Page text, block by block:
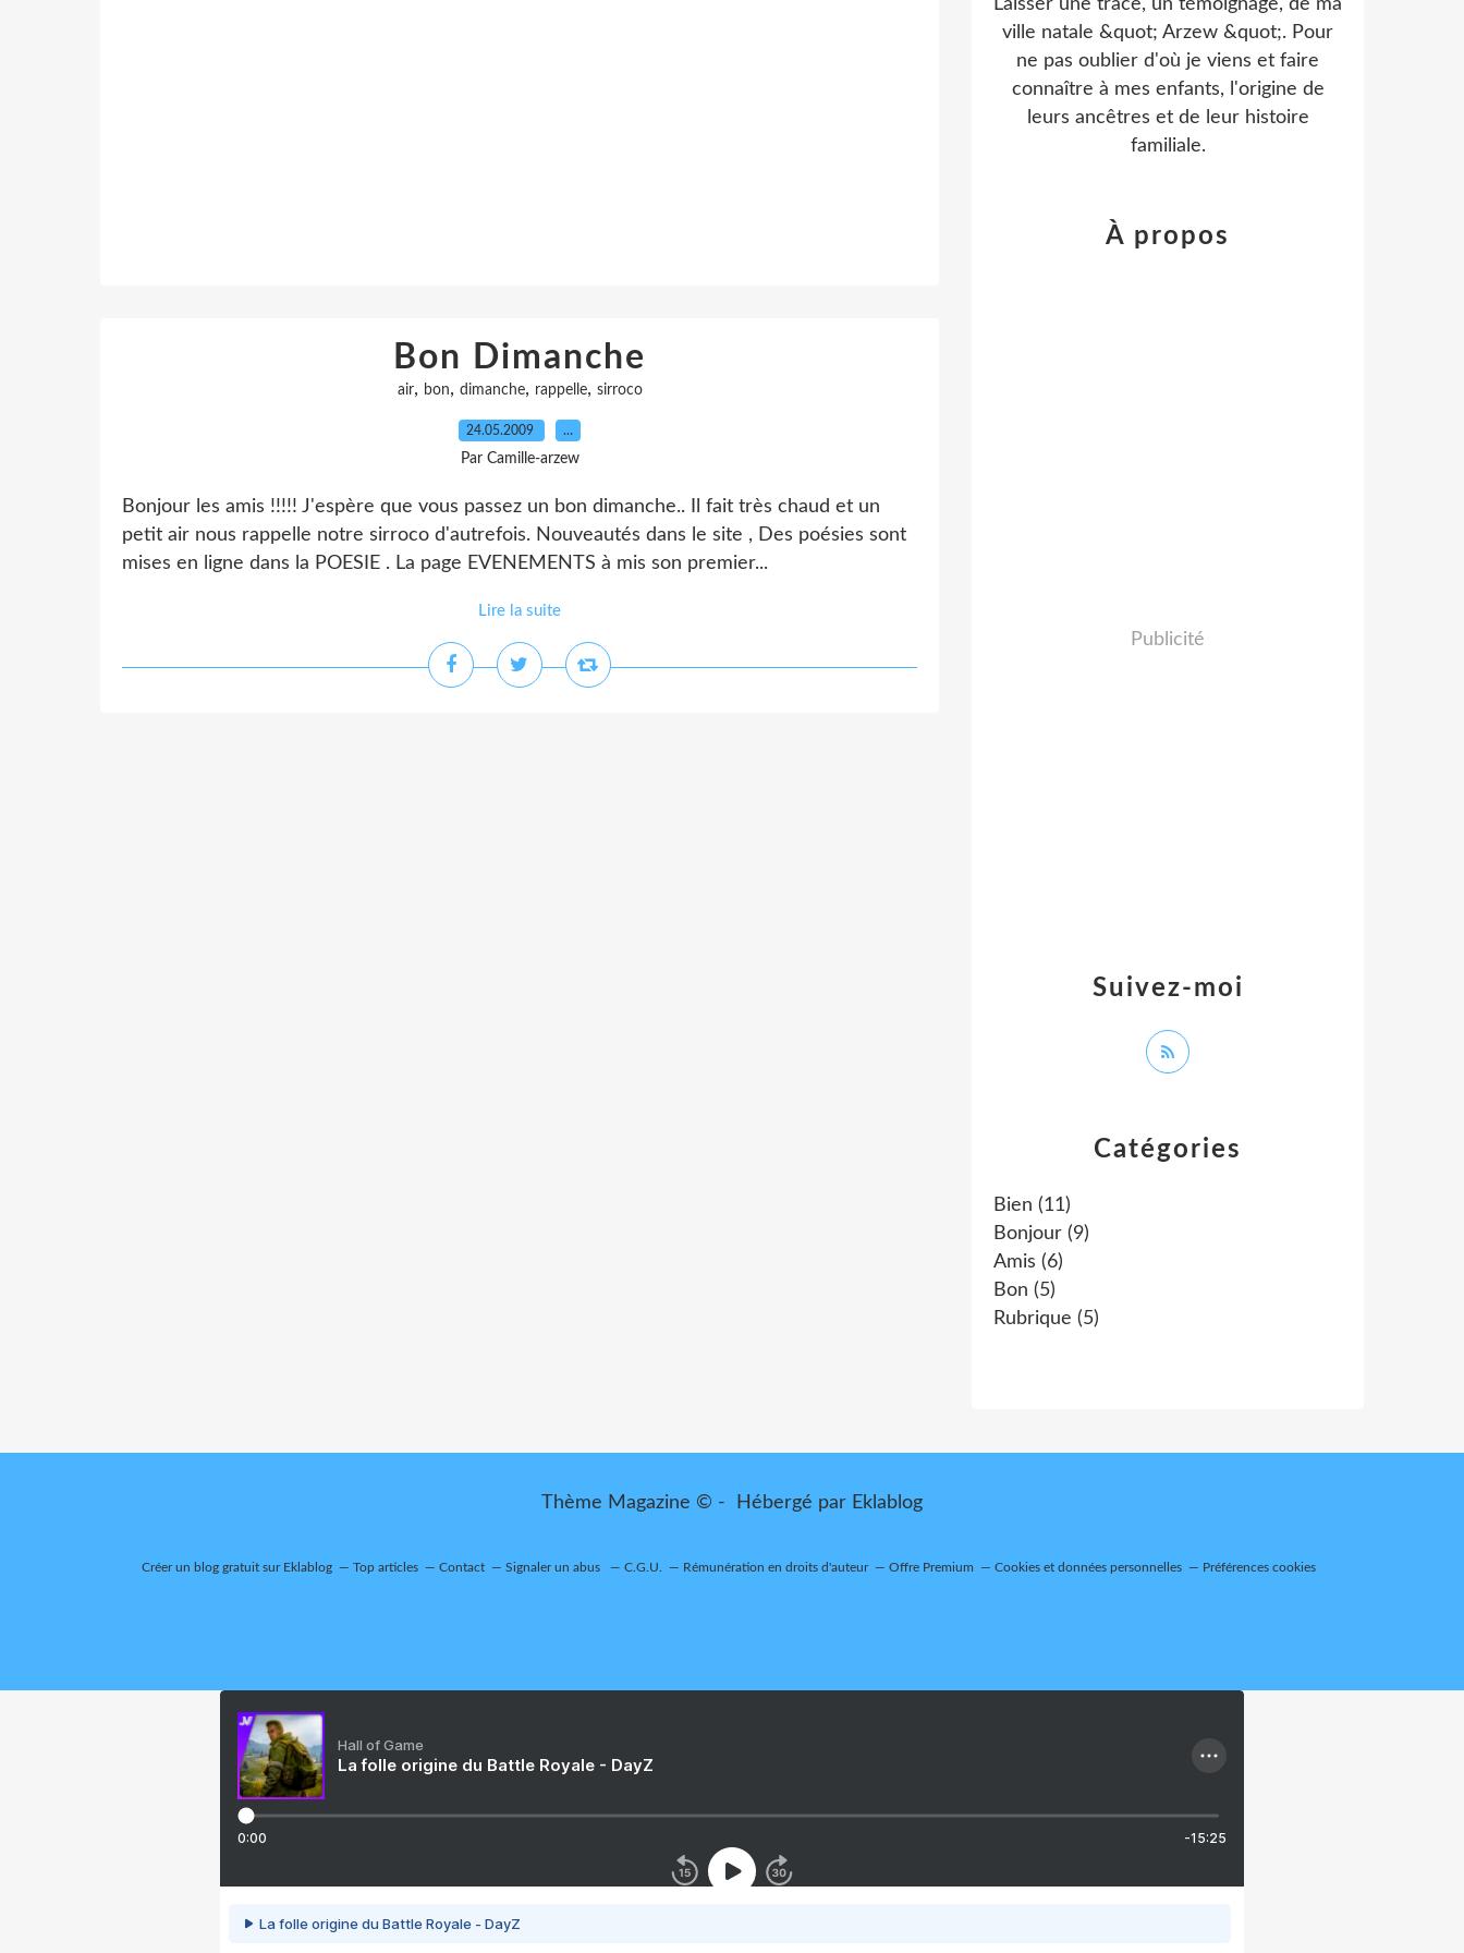
Bon Dimanche
air, bon, dimanche, rappelle, sirroco
24.05.2009 …
Par Camille-arzew
Bonjour les amis !!!!! J'espère que vous passez un bon dimanche.. Il fait très chaud et un
petit air nous rappelle notre sirroco d'autrefois. Nouveautés dans le site , Des poésies sont
mises en ligne dans la POESIE . La page EVENEMENTS à mis son premier...
Lire la suite
Catégories
Bien (11)
Bonjour (9)
Amis (6)
Bon (5)
Rubrique (5)
Laisser une trace, un témoignage, de ma
ville natale &quot; Arzew &quot;. Pour
ne pas oublier d'où je viens et faire
connaître à mes enfants, l'origine de
leurs ancêtres et de leur histoire
familiale.
Suivez-moi
À propos
Publicité
Thème Magazine © - Hébergé par Eklablog
Créer un blog gratuit sur Eklablog Top articles Contact Signaler un abus C.G.U. Rémunération en droits d'auteur Offre Premium Cookies et données personnelles Préférences cookies
Hall of Game
La folle origine du Battle Royale - DayZ
0:00 -15:25
La folle origine du Battle Royale - DayZ